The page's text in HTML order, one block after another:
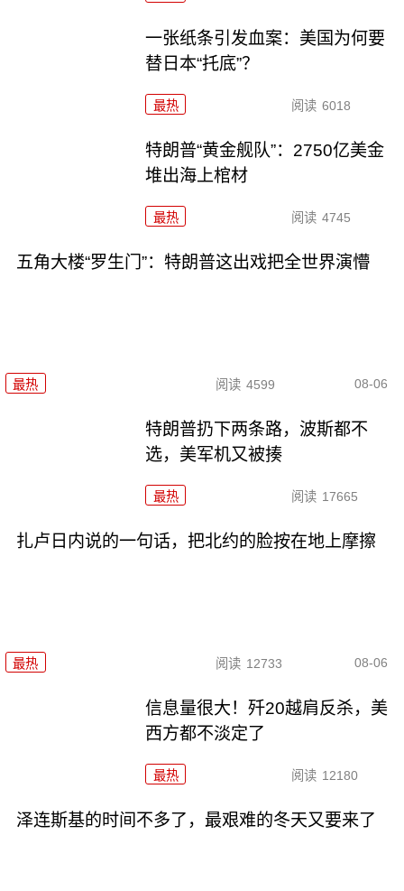
一张纸条引发血案：美国为何要
替日本“托底”？
最热 阅读 6018
特朗普“黄金舰队”：2750亿美金
堆出海上棺材
最热 阅读 4745
五角大楼“罗生门”：特朗普这出戏把全世界演懵
最热 阅读 4599 08-06
特朗普扔下两条路，波斯都不
选，美军机又被揍
最热 阅读 17665
扎卢日内说的一句话，把北约的脸按在地上摩擦
最热 阅读 12733 08-06
信息量很大！歼20越肩反杀，美
西方都不淡定了
最热 阅读 12180
泽连斯基的时间不多了，最艰难的冬天又要来了